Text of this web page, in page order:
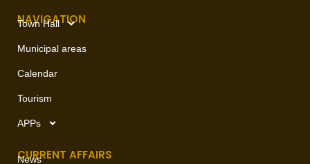
NAVIGATION
Town Hall
Municipal areas
Calendar
Tourism
APPs
CURRENT AFFAIRS
News